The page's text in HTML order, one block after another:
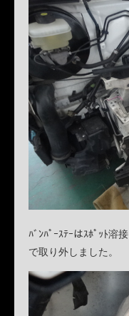
ﾊﾞﾝﾊﾟｰｽﾃｰはｽﾎﾟｯﾄ溶
で取り外しました。